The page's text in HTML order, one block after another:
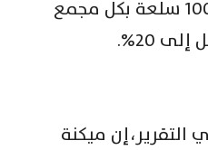
الاخرى التي تتعدى الـ‏‏1000 سلعة بكل مجمع
20%.
إن ميكنة